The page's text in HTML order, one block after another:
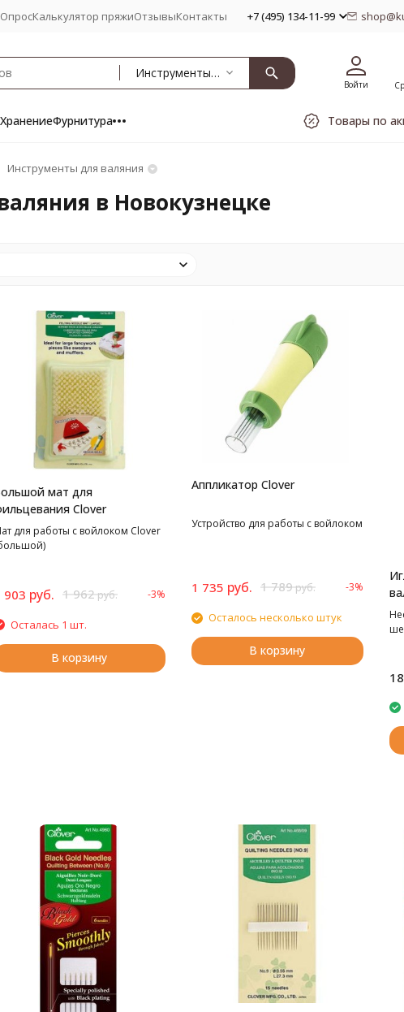
ОпросКалькулятор пряжиОтзывыКонтакты +7 (495) 134-11-99
Инструменты для валяния
Войти
ХранениеФурнитура Товары по
Инструменты для валяния
в Новокузнецке
мат для
Clover
для работы с войлоком Clover
903 руб. 1 962руб. -3%
Осталась 1 шт.
В корзину
Аппликатор Clover
Устройство для работы с войлоком
1 735 руб. 1 789руб. -3%
Осталось несколько штук
В корзину